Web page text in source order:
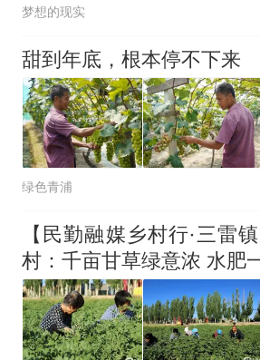
梦想的现实
甜到年底，根本停不下来
绿色青浦
【民勤融媒乡村行·三雷
村：千亩甘草绿意浓 水肥